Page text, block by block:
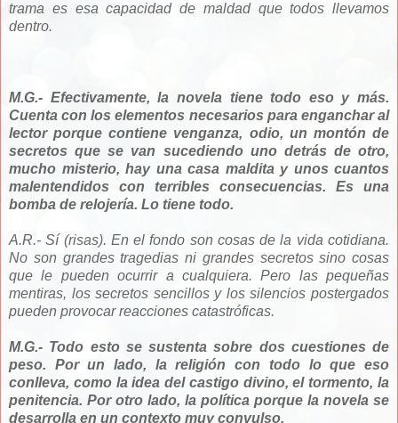
trama es esa capacidad de maldad que todos llevamos
dentro.
M.G.- Efectivamente, la novela tiene todo eso y más.
Cuenta con los elementos necesarios para enganchar al
lector porque contiene venganza, odio, un montón de
secretos que se van sucediendo uno detrás de otro,
mucho misterio, hay una casa maldita y unos cuantos
malentendidos con terribles consecuencias. Es una
bomba de relojería. Lo tiene todo.
A.R.- Sí (risas). En el fondo son cosas de la vida cotidiana.
No son grandes tragedias ni grandes secretos sino cosas
que le pueden ocurrir a cualquiera. Pero las pequeñas
mentiras, los secretos sencillos y los silencios postergados
pueden provocar reacciones catastróficas.
M.G.- Todo esto se sustenta sobre dos cuestiones de
peso. Por un lado, la religión con todo lo que eso
conlleva, como la idea del castigo divino, el tormento, la
penitencia. Por otro lado, la política porque la novela se
desarrolla en un contexto muy convulso.